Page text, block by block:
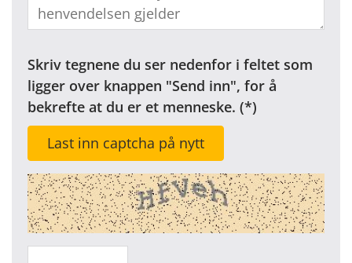
Skriv tegnene du ser nedenfor i feltet som
ligger over knappen "Send inn", for å
bekrefte at du er et menneske.
Last inn captcha på nytt